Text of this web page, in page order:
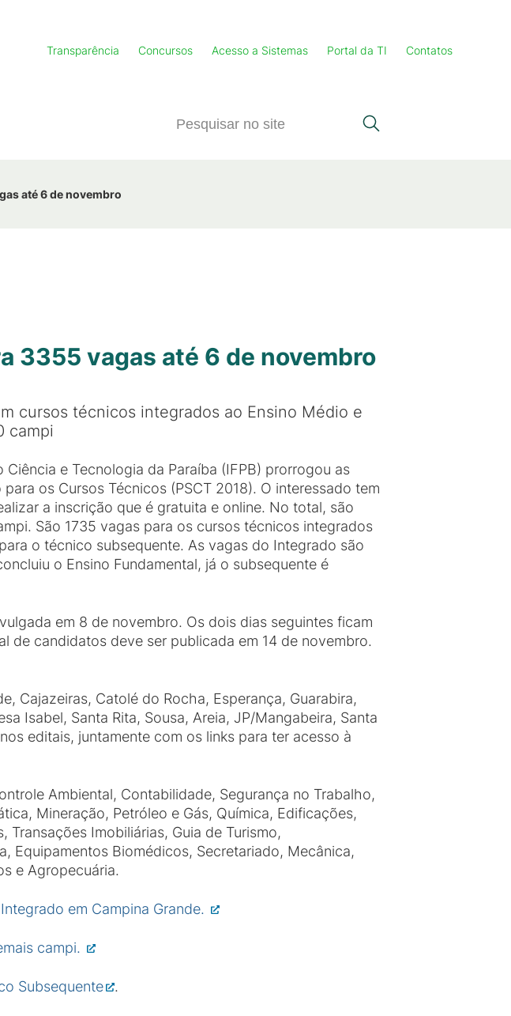
Transparência Concursos Acesso a Sistemas Portal da TI Contatos
até 6 de novembro
3355 vagas até 6 de novembro
cursos técnicos integrados ao Ensino Médio e
campi
e Tecnologia da Paraíba (IFPB) prorrogou as
os Cursos Técnicos (PSCT 2018). O interessado tem
a inscrição que é gratuita e online. No total, são
São 1735 vagas para os cursos técnicos integrados
o técnico subsequente. As vagas do Integrado são
o Ensino Fundamental, já o subsequente é
em 8 de novembro. Os dois dias seguintes ficam
de candidatos deve ser publicada em 14 de novembro.
Cajazeiras, Catolé do Rocha, Esperança, Guarabira,
Isabel, Santa Rita, Sousa, Areia, JP/Mangabeira, Santa
editais, juntamente com os links para ter acesso à
Ambiental, Contabilidade, Segurança no Trabalho,
Mineração, Petróleo e Gás, Química, Edificações,
Transações Imobiliárias, Guia de Turismo,
Equipamentos Biomédicos, Secretariado, Mecânica,
e Agropecuária.
em Campina Grande.
campi.
Subsequente .